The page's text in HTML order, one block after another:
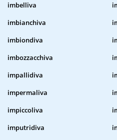
imbelliva
imbianchiva
imbiondiva
imbozzacchiva
impallidiva
impermaliva
impiccoliva
imputridiva